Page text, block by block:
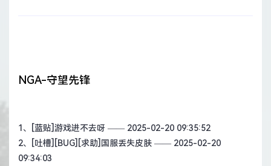
NGA-守望先锋
1、 [蓝贴]游戏进不去呀 —— 2025-02-20 09:35:52
2、
[吐槽][BUG][求助]国服丢失皮肤 —— 2025-02-20
09:34:03